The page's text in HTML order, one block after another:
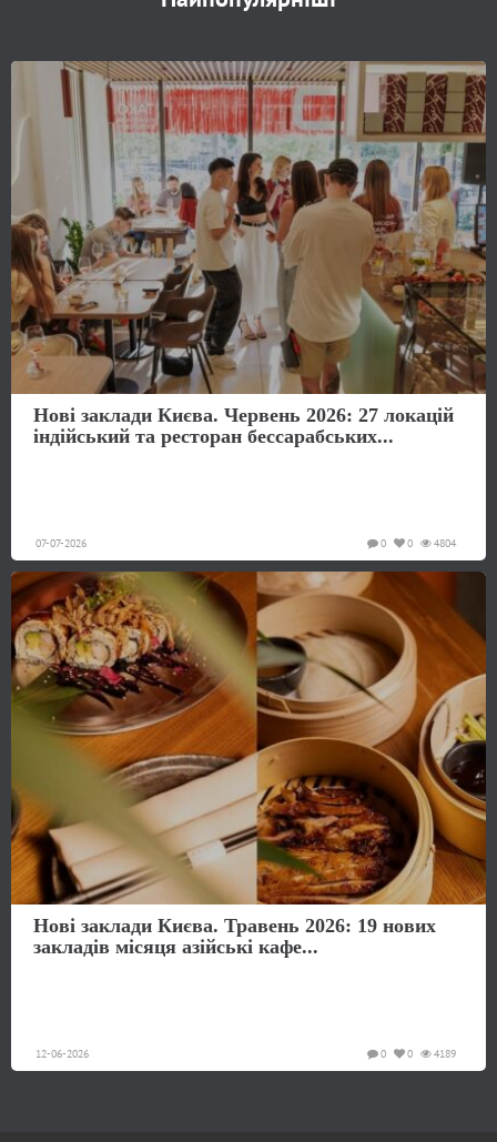
Нові заклади Києва. Червень 2026: 27 локацій
індійський та ресторан бессарабських...
07-07-2026 4804
0
0
Нові заклади Києва. Травень 2026: 19 нових
закладів місяця азійські кафе...
12-06-2026 4189
0
0